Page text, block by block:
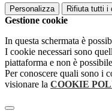
Personalizza Rifiuta tutti i
Gestione cookie
In questa schermata è
I cookie necessari sono
piattaforma e non è
Per conoscere quali sono i
visionare la COOKIE